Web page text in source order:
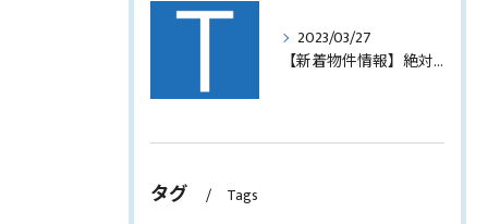
2023/03/27
【新着物件情報】絶対に手に入れたい福岡市西中洲の収益テナントビル
タグ Tags